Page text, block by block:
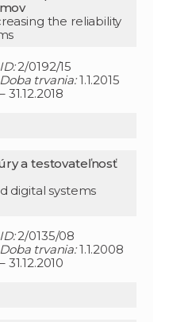
the reliability
ID:2/0192/15
Doba trvania:1.1.2015
– 31.12.2018
a testovateľnosť
digital systems
ID:2/0135/08
Doba trvania:1.1.2008
– 31.12.2010